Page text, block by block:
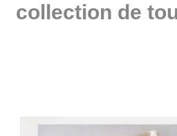
collection de